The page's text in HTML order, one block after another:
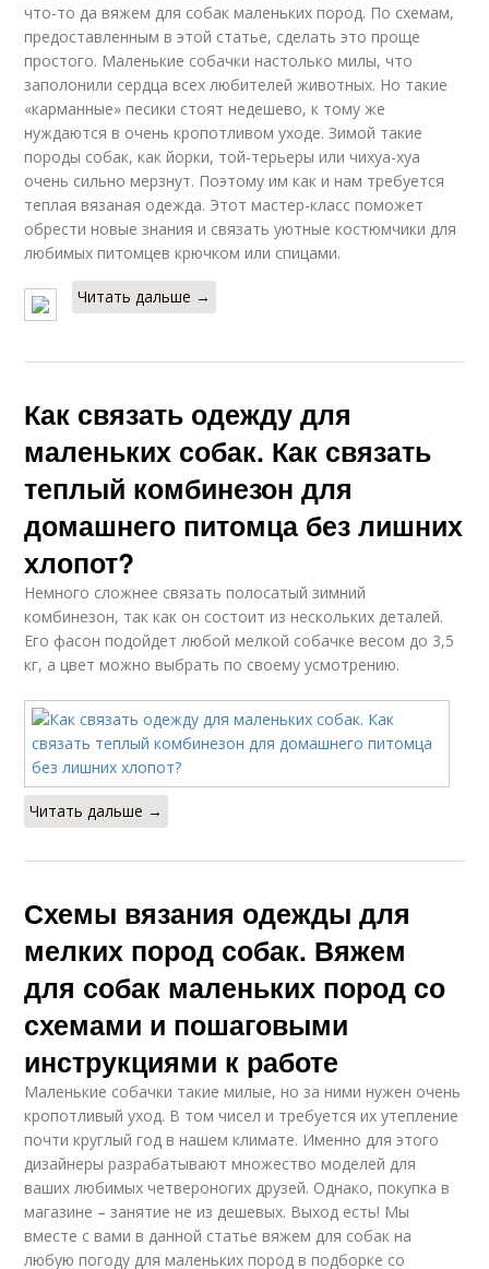
что-то да вяжем для собак маленьких пород. По схемам,
предоставленным в этой статье, сделать это проще
простого. Маленькие собачки настолько милы, что
заполонили сердца всех любителей животных. Но такие
«карманные» песики стоят недешево, к тому же
нуждаются в очень кропотливом уходе. Зимой такие
породы собак, как йорки, той-терьеры или чихуа-хуа
очень сильно мерзнут. Поэтому им как и нам требуется
теплая вязаная одежда. Этот мастер-класс поможет
обрести новые знания и связать уютные костюмчики для
любимых питомцев крючком или спицами.
Читать дальше →
Как связать одежду для
маленьких собак. Как связать
теплый комбинезон для
домашнего питомца без лишних
хлопот?
Немного сложнее связать полосатый зимний
комбинезон, так как он состоит из нескольких деталей.
Его фасон подойдет любой мелкой собачке весом до 3,5
кг, а цвет можно выбрать по своему усмотрению.
Читать дальше →
Схемы вязания одежды для
мелких пород собак. Вяжем
для собак маленьких пород со
схемами и пошаговыми
инструкциями к работе
Маленькие собачки такие милые, но за ними нужен очень
кропотливый уход. В том чисел и требуется их утепление
почти круглый год в нашем климате. Именно для этого
дизайнеры разрабатывают множество моделей для
ваших любимых четвероногих друзей. Однако, покупка в
магазине – занятие не из дешевых. Выход есть! Мы
вместе с вами в данной статье вяжем для собак на
любую погоду для маленьких пород в подборке со